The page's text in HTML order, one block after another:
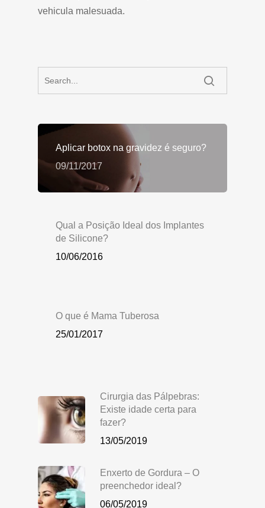
vehicula malesuada.
Aplicar botox na gravidez é seguro?
09/11/2017
Qual a Posição Ideal dos Implantes
de Silicone?
10/06/2016
O que é Mama Tuberosa
25/01/2017
Cirurgia das Pálpebras:
Existe idade certa para
fazer?
13/05/2019
Enxerto de Gordura – O
preenchedor ideal?
06/05/2019